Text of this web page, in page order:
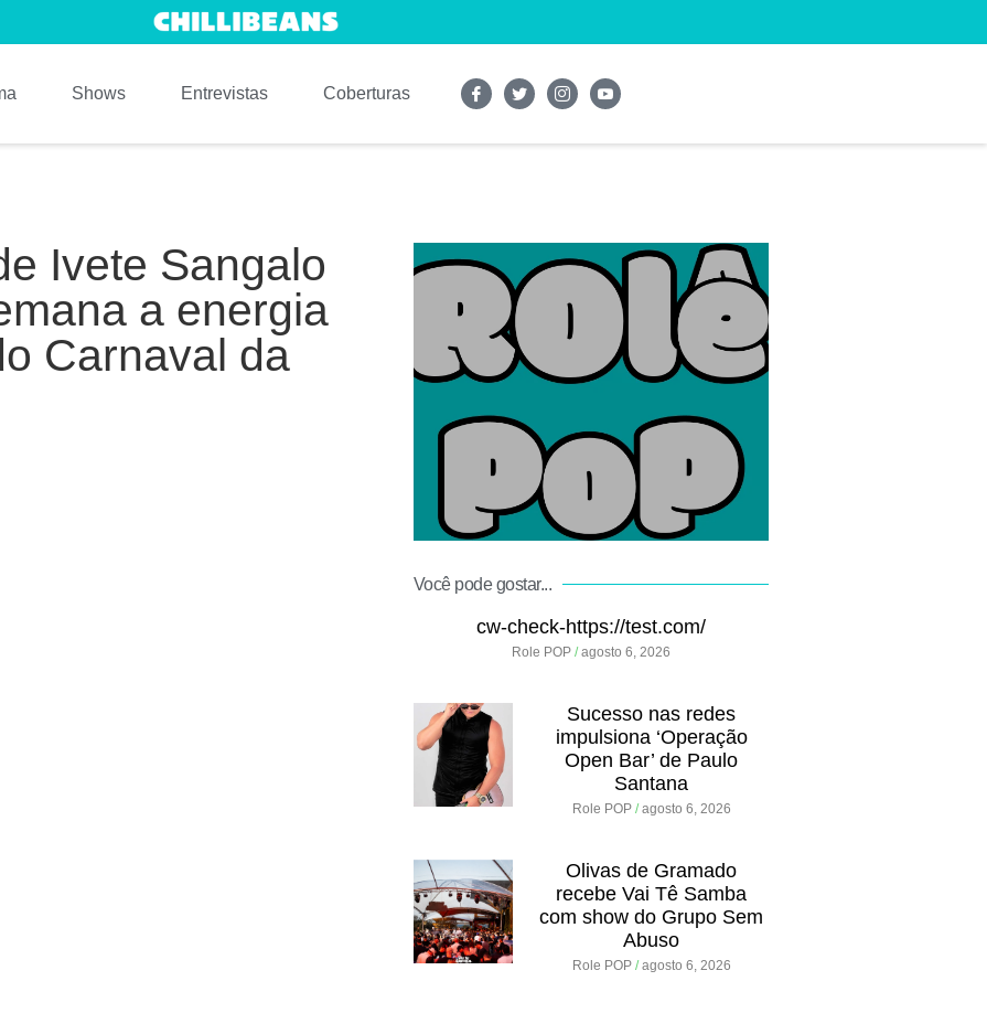
Shows Entrevistas Coberturas
Ivete Sangalo
a energia
Carnaval da
Você pode gostar...
cw-check-https://test.com/
Role POP agosto 6, 2026
Sucesso nas redes
impulsiona ‘Operação
Open Bar’ de Paulo
Santana
Role POP agosto 6, 2026
Olivas de Gramado
recebe Vai Tê Samba
com show do Grupo Sem
Abuso
Role POP agosto 6, 2026